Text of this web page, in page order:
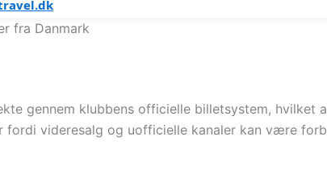
fra Danmark
gennem klubbens officielle billetsystem,
fordi videresalg og uofficielle kanaler kan være